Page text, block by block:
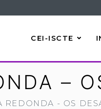
CEI-ISCTE
–
REDONDA - OS